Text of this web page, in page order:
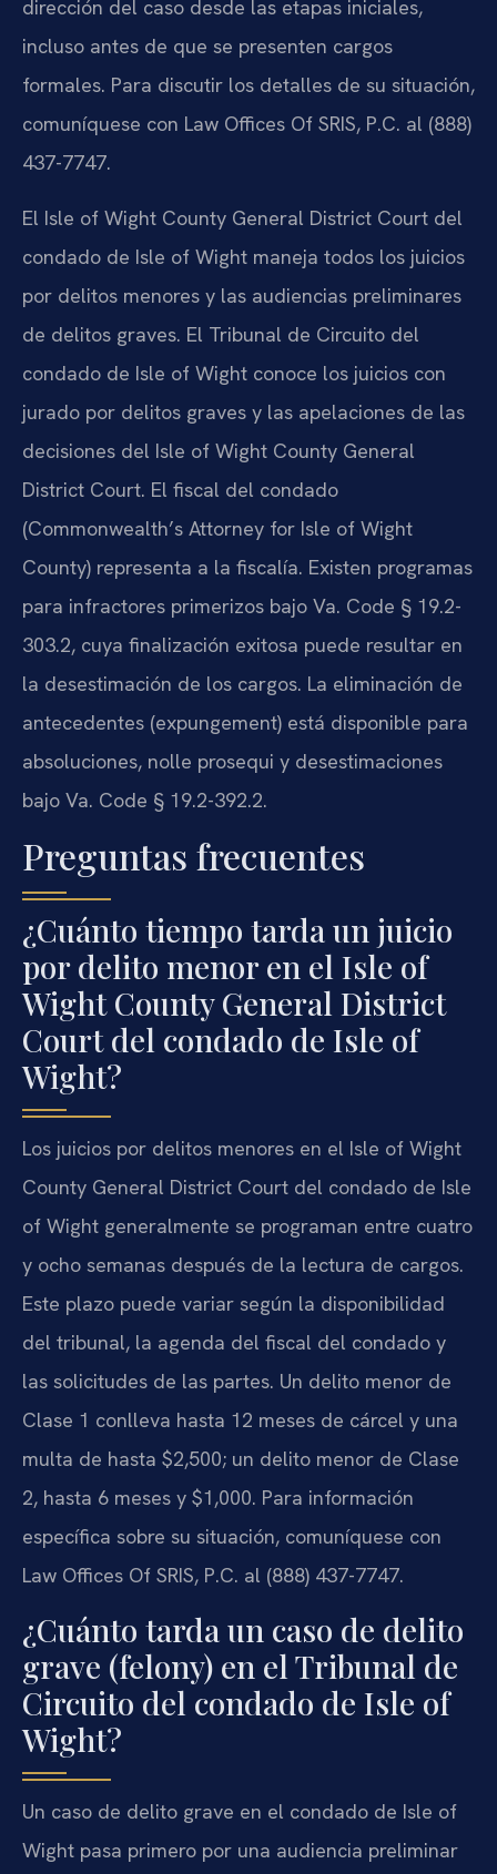
dirección del caso desde las etapas iniciales,
incluso antes de que se presenten cargos
formales. Para discutir los detalles de su situación,
comuníquese con Law Offices Of SRIS, P.C. al (888)
437-7747.
El Isle of Wight County General District Court del
condado de Isle of Wight maneja todos los juicios
por delitos menores y las audiencias preliminares
de delitos graves. El Tribunal de Circuito del
condado de Isle of Wight conoce los juicios con
jurado por delitos graves y las apelaciones de las
decisiones del Isle of Wight County General
District Court. El fiscal del condado
(Commonwealth’s Attorney for Isle of Wight
County) representa a la fiscalía. Existen programas
para infractores primerizos bajo Va. Code § 19.2-
303.2, cuya finalización exitosa puede resultar en
la desestimación de los cargos. La eliminación de
antecedentes (expungement) está disponible para
absoluciones, nolle prosequi y desestimaciones
bajo Va. Code § 19.2-392.2.
Preguntas frecuentes
¿Cuánto tiempo tarda un juicio
por delito menor en el Isle of
Wight County General District
Court del condado de Isle of
Wight?
Los juicios por delitos menores en el Isle of Wight
County General District Court del condado de Isle
of Wight generalmente se programan entre cuatro
y ocho semanas después de la lectura de cargos.
Este plazo puede variar según la disponibilidad
del tribunal, la agenda del fiscal del condado y
las solicitudes de las partes. Un delito menor de
Clase 1 conlleva hasta 12 meses de cárcel y una
multa de hasta $2,500; un delito menor de Clase
2, hasta 6 meses y $1,000. Para información
específica sobre su situación, comuníquese con
Law Offices Of SRIS, P.C. al (888) 437-7747.
¿Cuánto tarda un caso de delito
grave (felony) en el Tribunal de
Circuito del condado de Isle of
Wight?
Un caso de delito grave en el condado de Isle of
Wight pasa primero por una audiencia preliminar